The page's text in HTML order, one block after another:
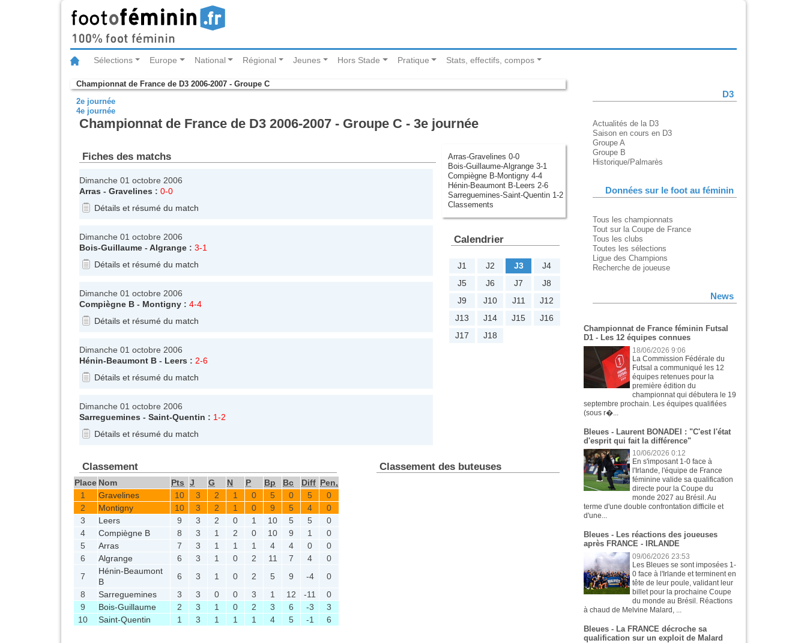
Sélections Europe National Régional Jeunes Hors Stade Pratique Stats, effectifs, compos
Championnat de France de D3 2006-2007 - Groupe C
2e journée
4e journée
Championnat de France de D3 2006-2007 - Groupe C - 3e journée
Arras-Gravelines 0-0
Bois-Guillaume-Algrange 3-1
Compiègne B-Montigny 4-4
Hénin-Beaumont B-Leers 2-6
Sarreguemines-Saint-Quentin 1-2
Classements
Fiches des matchs
Dimanche 01 octobre 2006
Arras - Gravelines : 0-0
Détails et résumé du match
Dimanche 01 octobre 2006
Bois-Guillaume - Algrange : 3-1
Détails et résumé du match
Dimanche 01 octobre 2006
Compiègne B - Montigny : 4-4
Détails et résumé du match
Dimanche 01 octobre 2006
Hénin-Beaumont B - Leers : 2-6
Détails et résumé du match
Dimanche 01 octobre 2006
Sarreguemines - Saint-Quentin : 1-2
Détails et résumé du match
Calendrier
J1 J2 J3
J4
J5
J6 J7
J8
J9
J10 J11
J12
J13
J14 J15
J16
J17
J18
Classement
Place Nom Pts J G N P Bp Bc Diff Pen,
1
Gravelines 10 3 2 1 0 5 0 5
0
2
Montigny 10 3 2 1 0 9 5 4
0
3
Leers 9 3 2 0 1 10 5 5
0
4
Compiègne B 8 3 1 2 0 10 9 1
0
5
Arras 7 3 1 1 1 4 4 0
0
6
Algrange 6 3 1 0 2 11 7 4
0
7
Hénin-Beaumont
B
6 3 1 0 2 5 9 -4
0
8
Sarreguemines 3 3 0 0 3 1 12 -11
0
9
Bois-Guillaume 2 3 1 0 2 3 6 -3
3
10
Saint-Quentin 1 3 1 1 1 4 5 -1 6
Classement des buteuses
D3
Actualités de la D3
Saison en cours en D3
Groupe A
Groupe B
Historique/Palmarès
Données sur le foot au féminin
Tous les championnats
Tout sur la Coupe de France
Tous les clubs
Toutes les sélections
Ligue des Champions
Recherche de joueuse
News
Championnat de France féminin Futsal
D1 - Les 12 équipes connues
18/06/2026 9:06
La Commission Fédérale du
Futsal a communiqué les 12
équipes retenues pour la
première édition du
championnat qui débutera le 19
septembre prochain. Les équipes qualifiées
(sous r�...
Bleues - Laurent BONADEI : "C'est l'état
d'esprit qui fait la différence"
10/06/2026 0:12
En s'imposant 1-0 face à
l'Irlande, l'équipe de France
féminine valide sa qualification
directe pour la Coupe du
monde 2027 au Brésil. Au
terme d'une double confrontation difficile et
d'une...
Bleues - Les réactions des joueuses
après FRANCE - IRLANDE
09/06/2026 23:53
Les Bleues se sont imposées 1-
0 face à l'Irlande et terminent en
tête de leur poule, validant leur
billet pour la prochaine Coupe
du monde au Brésil. Réactions
à chaud de Melvine Malard, ...
Bleues - La FRANCE décroche sa
qualification sur un exploit de Malard